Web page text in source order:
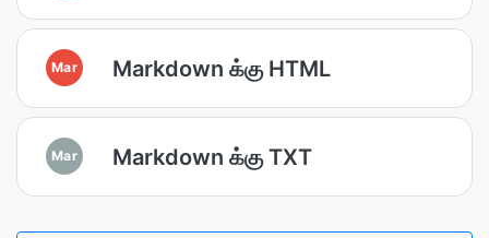
Mar Markdown க்கு HTML
Mar Markdown க்கு TXT